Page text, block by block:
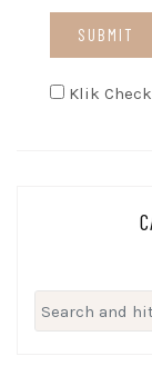
Klik
Search
for: